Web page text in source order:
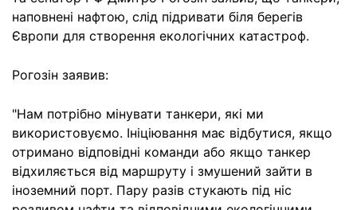
наповнені нафтою, слід підривати біля берегів
Європи для створення екологічних катастроф.
Рогозін заявив:
"Нам потрібно мінувати танкери, які ми
використовуємо. Ініціювання має відбутися, якщо
отримано відповідні команди або якщо танкер
відхиляється від маршруту і змушений зайти в
іноземний порт. Пару разів стукають під ніс